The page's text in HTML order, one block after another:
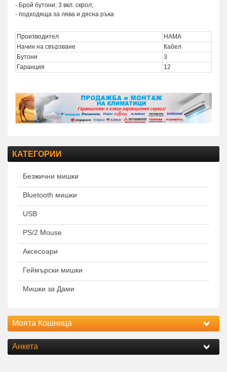
- Брой бутони: 3 вкл. скрол;
- подходяща за лява и дясна ръка
Производител
HAMA
Начин на свързване
Кабел
Бутони
3
Гаранция
12
КАТЕГОРИИ
Безжични мишки
Bluetooth мишки
USB
PS/2 Mouse
Аксесоари
Геймърски мишки
Мишки за Дами
Моята Кошница
Анкета